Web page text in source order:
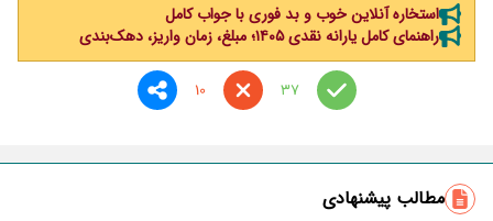
استخاره آنلاین خوب و بد فوری با جواب کامل
راهنمای کامل یارانه نقدی ۱۴۰۵؛ مبلغ، زمان واریز، دهک‌بندی
37
10
مطالب پیشنهادی